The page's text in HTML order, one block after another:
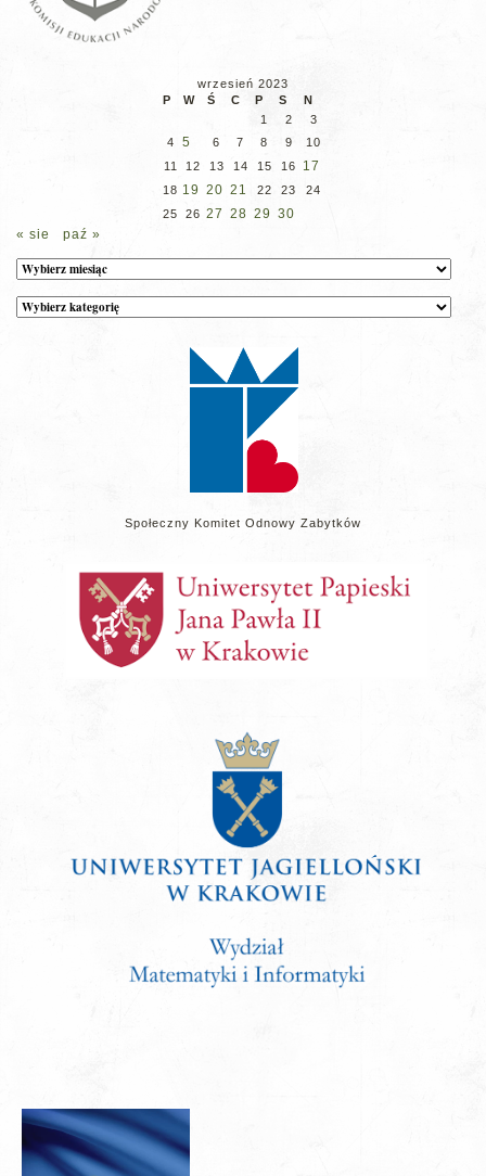
wrzesień 2023
P
W Ś C P S
N
1
2
3
4
5 6 7 8 9
10
11
12 13 14 15 16 17
18 19 20 21 22 23
24
25
26 27 28 29 30
« sie
paź »
Archiwum
Kategorie
wpisów
Społeczny Komitet Odnowy Zabytków